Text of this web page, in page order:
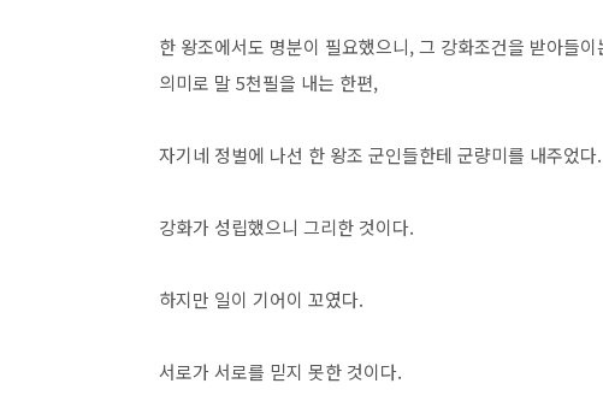
한 왕조에서도 명분이 필요했으니, 그 강화조건을 받아들
의미로 말 5천필을 내는 한편,
자기네 정벌에 나선 한 왕조 군인들한테 군량미를 내주었다.
강화가 성립했으니 그리한 것이다.
하지만 일이 기어이 꼬였다.
서로가 서로를 믿지 못한 것이다.